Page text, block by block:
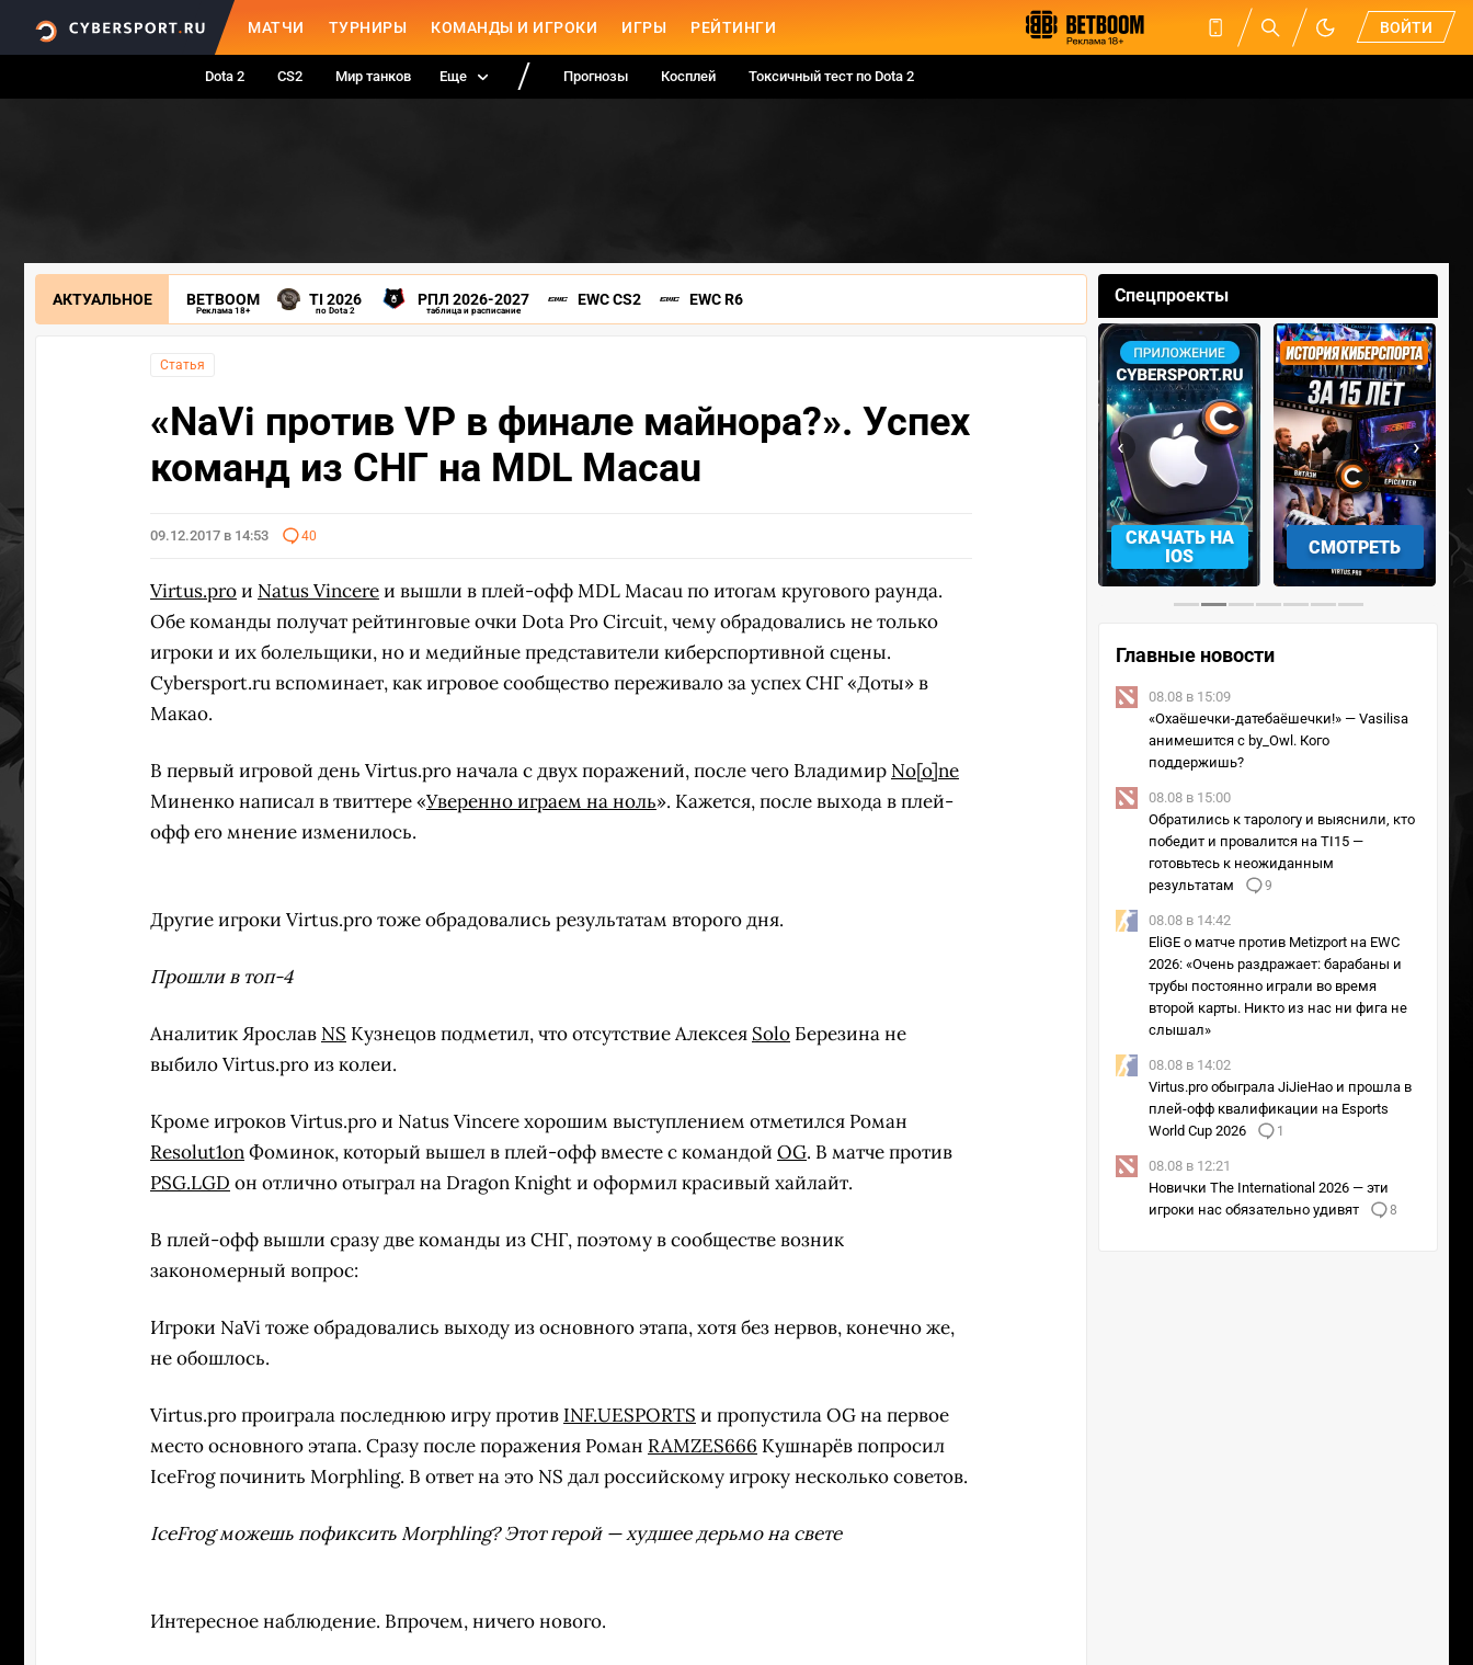
МАТЧИ ТУРНИРЫ КОМАНДЫ И ИГРОКИ ИГРЫ РЕЙТИНГИ ВОЙТИ
Dota 2 CS2 Мир танков Еще Прогнозы Косплей Токсичный тест по Dota 2
АКТУАЛЬНОЕ BETBOOM
Реклама 18+
TI 2026
по Dota 2
РПЛ 2026-2027
таблица и расписание
EWC CS2 EWC R6
Статья
«NaVi против VP в финале майнора?». Успех
команд из СНГ на MDL Macau
09.12.2017 в 14:53 40
Virtus.proи Natus Vincereи вышли в плей-офф MDL Macau по итогам кругового раунда.
Обе команды получат рейтинговые очки Dota Pro Circuit, чему обрадовались не только
игроки и их болельщики, но и медийные представители киберспортивной сцены.
Cybersport.ru вспоминает, как игровое сообщество переживало за успех СНГ «Доты» в
Макао.
В первый игровой день Virtus.pro начала с двух поражений, после чего Владимир No[o]ne
Миненко написал в твиттере «Уверенно играем на ноль». Кажется, после выхода в плей-
офф его мнение изменилось.
Другие игроки Virtus.pro тоже обрадовались результатам второго дня.
Прошли в топ-4
Аналитик Ярослав NS Кузнецов подметил, что отсутствие Алексея Solo Березина не
выбило Virtus.pro из колеи.
Кроме игроков Virtus.pro и Natus Vincere хорошим выступлением отметился Роман
Resolut1onФоминок, который вышел в плей-офф вместе с командой OG. В матче против
PSG.LGD он отлично отыграл на Dragon Knight и оформил красивый хайлайт.
В плей-офф вышли сразу две команды из СНГ, поэтому в сообществе возник
закономерный вопрос:
Игроки NaVi тоже обрадовались выходу из основного этапа, хотя без нервов, конечно же,
не обошлось.
Virtus.pro проиграла последнюю игру против INF.UESPORTS и пропустила OG на первое
место основного этапа. Сразу после поражения Роман RAMZES666 Кушнарёв попросил
IceFrog починить Morphling. В ответ на это NS дал российскому игроку несколько советов.
IceFrog можешь пофиксить Morphling? Этот герой — худшее дерьмо на свете
Интересное наблюдение. Впрочем, ничего нового.
Спецпроекты
СМОТРЕТЬ УЧАСТВОВАТЬ
‹ ›
Главные новости
08.08 в 15:09
«Охаёшечки-датебаёшечки!» — Vasilisa
анимешится с by_Owl. Кого
поддержишь?
08.08 в 15:00
Обратились к тарологу и выяснили, кто
победит и провалится на TI15 —
готовьтесь к неожиданным
результатам
9
08.08 в 14:42
EliGE о матче против Metizport на EWC
2026: «Очень раздражает: барабаны и
трубы постоянно играли во время
второй карты. Никто из нас ни фига не
слышал»
08.08 в 14:02
Virtus.pro обыграла JiJieHao и прошла в
плей-офф квалификации на Esports
World Cup 2026
1
08.08 в 12:21
Новички The International 2026 — эти
игроки нас обязательно удивят
8